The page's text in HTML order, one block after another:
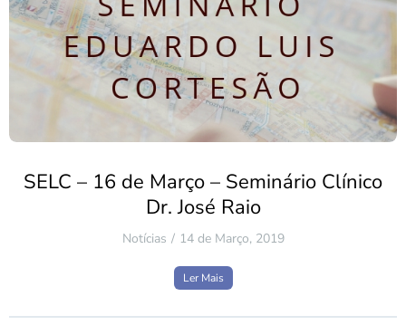
SELC – 16 de Março – Seminário Clínico
Dr. José Raio
Notícias 14 de Março, 2019
Ler Mais